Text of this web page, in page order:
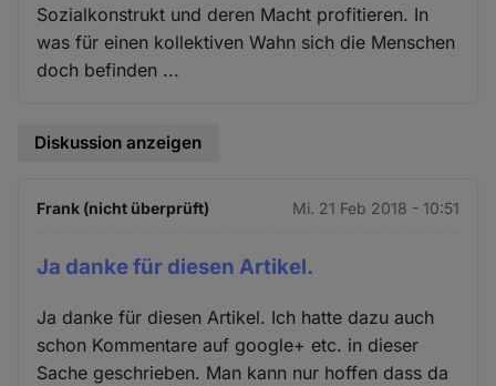
Sozialkonstrukt und deren Macht profitieren. In
was für einen kollektiven Wahn sich die Menschen
doch befinden ...
Diskussion anzeigen
Frank (nicht überprüft) Mi. 21 Feb 2018 - 10:51
Ja danke für diesen Artikel.
Ja danke für diesen Artikel. Ich hatte dazu auch
schon Kommentare auf google+ etc. in dieser
Sache geschrieben. Man kann nur hoffen dass da